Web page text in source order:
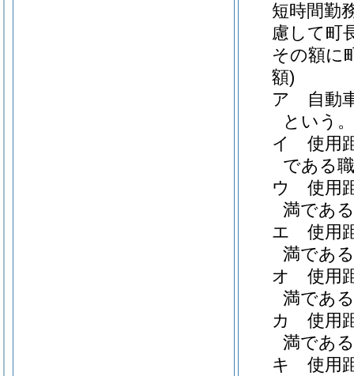
短時間勤
慮して町
その額に
額)
ア
自動
という
イ
使用
である
ウ
使用
満であ
エ
使用
満であ
オ
使用
満であ
カ
使用
満であ
キ
使用